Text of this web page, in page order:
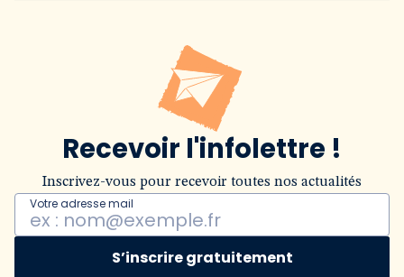
Recevoir l'infolettre !
Inscrivez-vous pour recevoir toutes nos actualités
Votre adresse mail
S’inscrire gratuitement